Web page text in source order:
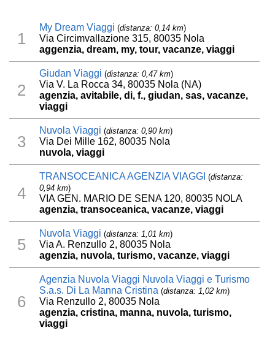
1
My Dream Viaggi (distanza: 0,14 km)
Via Circimvallazione 315, 80035 Nola
aggenzia, dream, my, tour, vacanze, viaggi
2
Giudan Viaggi (distanza: 0,47 km)
Via V. La Rocca 34, 80035 Nola (NA)
agenzia, avitabile, di, f., giudan, sas, vacanze,
viaggi
3
Nuvola Viaggi (distanza: 0,90 km)
Via Dei Mille 162, 80035 Nola
nuvola, viaggi
4
TRANSOCEANICA AGENZIA VIAGGI (distanza:
0,94 km)
VIA GEN. MARIO DE SENA 120, 80035 NOLA
agenzia, transoceanica, vacanze, viaggi
5
Nuvola Viaggi (distanza: 1,01 km)
Via A. Renzullo 2, 80035 Nola
agenzia, nuvola, turismo, vacanze, viaggi
6
Agenzia Nuvola Viaggi Nuvola Viaggi e Turismo
S.a.s. Di La Manna Cristina (distanza: 1,02 km)
Via Renzullo 2, 80035 Nola
agenzia, cristina, manna, nuvola, turismo,
viaggi